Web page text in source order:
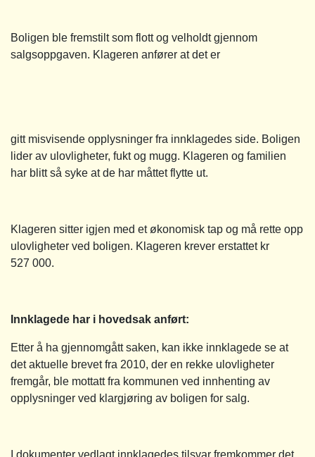
Boligen ble fremstilt som flott og velholdt gjennom
salgsoppgaven. Klageren anfører at det er
gitt misvisende opplysninger fra innklagedes side. Boligen
lider av ulovligheter, fukt og mugg. Klageren og familien
har blitt så syke at de har måttet flytte ut.
Klageren sitter igjen med et økonomisk tap og må rette opp
ulovligheter ved boligen. Klageren krever erstattet kr
527 000.
Innklagede har i hovedsak anført:
Etter å ha gjennomgått saken, kan ikke innklagede se at
det aktuelle brevet fra 2010, der en rekke ulovligheter
fremgår, ble mottatt fra kommunen ved innhenting av
opplysninger ved klargjøring av boligen for salg.
I dokumenter vedlagt innklagedes tilsvar fremkommer det